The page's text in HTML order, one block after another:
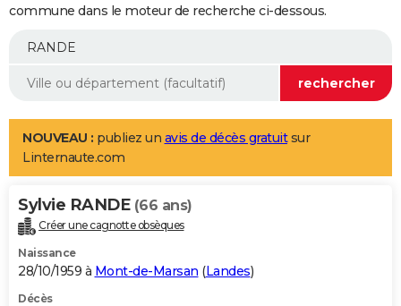
Essais
Réserver un essai
Citadines
Berlines
SUV
Forum auto
+
Mobiles
Meilleur smartphone
Internet
Ordinateurs
Jeux vidéo
Guide high-tech
Aménagement intérieur
LIFESTYLE
Art de vivre
Bien-être
Loisirs
Mode
Modes de vie
Alimentation
Guide de la santé
Maladies
Médicaments
Sommeil
VOYAGE
Destinations
City break
Voyage nature
Voyage de noces
Forum
Climat
+PHOTO
GUIDES D'ACHAT
commune dans le moteur de recherche ci-dessous.
NOUVEAU : publiez un avis de décès gratuitsur
Linternaute.com
Sylvie RANDE (66 ans)
Créer une cagnotte obsèques
Naissance
28/10/1959 à Mont-de-Marsan (Landes)
Décès